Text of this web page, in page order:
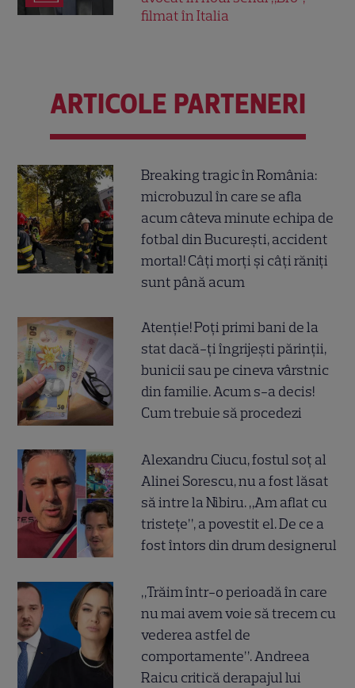
filmat în Italia
ARTICOLE PARTENERI
Breaking tragic în România:
microbuzul în care se afla
acum câteva minute echipa de
fotbal din București, accident
mortal! Câți morți și câți răniți
sunt până acum
Atenție! Poți primi bani de la
stat dacă-ți îngrijești părinții,
bunicii sau pe cineva vârstnic
din familie. Acum s-a decis!
Cum trebuie să procedezi
Alexandru Ciucu, fostul soț al
Alinei Sorescu, nu a fost lăsat
să intre la Nibiru. „Am aflat cu
tristețe”, a povestit el. De ce a
fost întors din drum designerul
„Trăim într-o perioadă în care
nu mai avem voie să trecem cu
vederea astfel de
comportamente”. Andreea
Raicu critică derapajul lui